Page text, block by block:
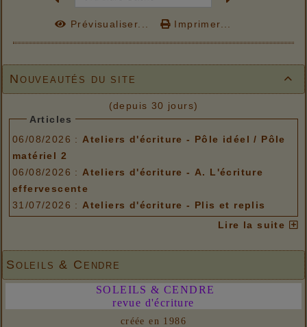

Nouveautés du site
(depuis 30 jours)
Articles
06/08/2026 : Ateliers d'écriture - Pôle idéel / Pôle
matériel 2
06/08/2026 : Ateliers d'écriture - A. L'écriture
effervescente
31/07/2026 : Ateliers d'écriture - Plis et replis
matériel 2
31/07/2026 :Ateliers d'écriture - Plis et replis
Lire la suite
Soleils & Cendre
SOLEILS & CENDRE
revue d'écriture
créée en 1986
Prévisualiser... Imprimer...